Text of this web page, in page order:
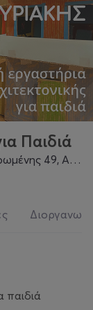
Παιδιά
155 62, Χολαργός
παιδιά